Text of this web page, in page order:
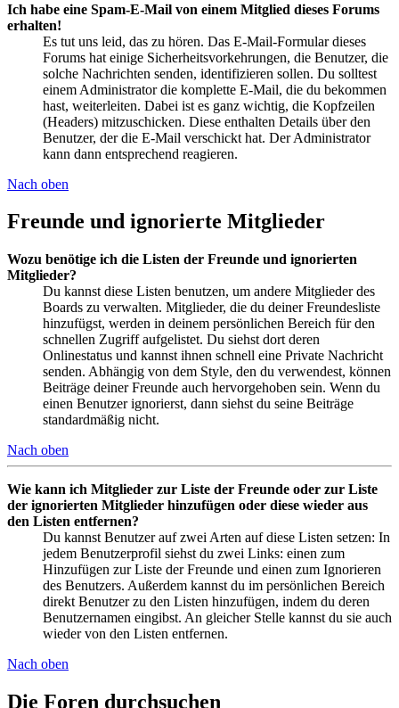
Ich habe eine Spam-E-Mail von einem Mitglied dieses Forums
erhalten!
Es tut uns leid, das zu hören. Das E-Mail-Formular dieses
Forums hat einige Sicherheitsvorkehrungen, die Benutzer, die
solche Nachrichten senden, identifizieren sollen. Du solltest
einem Administrator die komplette E-Mail, die du bekommen
hast, weiterleiten. Dabei ist es ganz wichtig, die Kopfzeilen
(Headers) mitzuschicken. Diese enthalten Details über den
Benutzer, der die E-Mail verschickt hat. Der Administrator
kann dann entsprechend reagieren.
Nach oben
Freunde und ignorierte Mitglieder
Wozu benötige ich die Listen der Freunde und ignorierten
Mitglieder?
Du kannst diese Listen benutzen, um andere Mitglieder des
Boards zu verwalten. Mitglieder, die du deiner Freundesliste
hinzufügst, werden in deinem persönlichen Bereich für den
schnellen Zugriff aufgelistet. Du siehst dort deren
Onlinestatus und kannst ihnen schnell eine Private Nachricht
senden. Abhängig von dem Style, den du verwendest, können
Beiträge deiner Freunde auch hervorgehoben sein. Wenn du
einen Benutzer ignorierst, dann siehst du seine Beiträge
standardmäßig nicht.
Nach oben
Wie kann ich Mitglieder zur Liste der Freunde oder zur Liste
der ignorierten Mitglieder hinzufügen oder diese wieder aus
den Listen entfernen?
Du kannst Benutzer auf zwei Arten auf diese Listen setzen: In
jedem Benutzerprofil siehst du zwei Links: einen zum
Hinzufügen zur Liste der Freunde und einen zum Ignorieren
des Benutzers. Außerdem kannst du im persönlichen Bereich
direkt Benutzer zu den Listen hinzufügen, indem du deren
Benutzernamen eingibst. An gleicher Stelle kannst du sie auch
wieder von den Listen entfernen.
Nach oben
Die Foren durchsuchen